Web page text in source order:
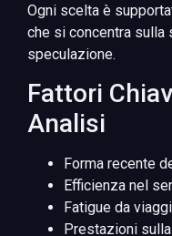
Ogni scelta è
che si concentra sulla
speculazione.
Fattori
Analisi
Forma recente
Efficienza nel
Fatigue da
Prestazioni